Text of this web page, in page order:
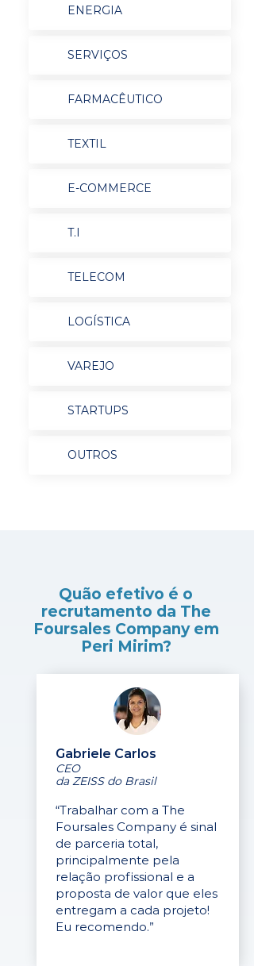
ENERGIA
SERVIÇOS
FARMACÊUTICO
TEXTIL
E-COMMERCE
T.I
TELECOM
LOGÍSTICA
VAREJO
STARTUPS
OUTROS
Quão efetivo é o
recrutamento da The
Foursales Company em
Peri Mirim?
Gabriele Carlos
CEO
da ZEISS do Brasil
“Trabalhar com a The
Foursales Company é sinal
de parceria total,
principalmente pela
relação profissional e a
proposta de valor que eles
entregam a cada projeto!
Eu recomendo.”